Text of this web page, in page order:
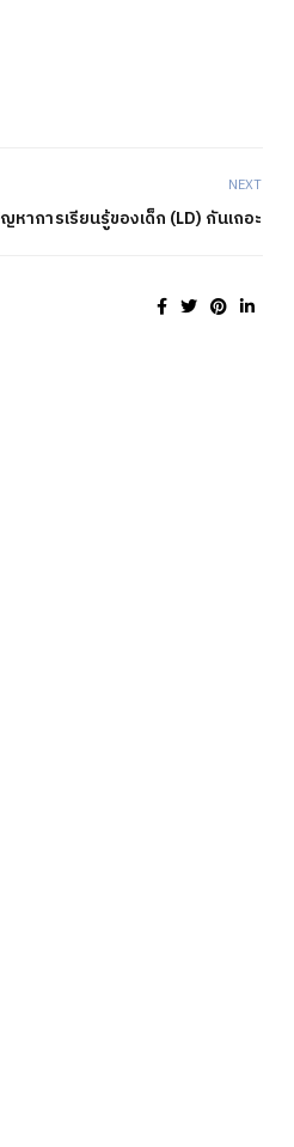
NEXT
หาการเรียนรู้ของเด็ก (LD) กันเถอะ